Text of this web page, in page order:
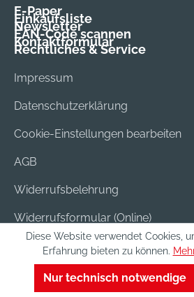
E-Paper
Einkaufsliste
Newsletter
EAN-Code scannen
Kontaktformular
Rechtliches & Service
Impressum
Datenschutzerklärung
Cookie-Einstellungen bearbeiten
AGB
Widerrufsbelehrung
Widerrufsformular (Online)
Versand & Bezahlung
Batterieentsorgung
Diese Website verwendet Cookies,
Erfahrung bieten zu können.
Nur technisch notwendige